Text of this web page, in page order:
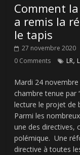
Comment
a remis la
le tapis
27 novembre 2020
0 Comments
LR,
Mardi 24
chambre tenue par
lecture le projet de
Parmi les
une des directives,
polémique. Une
directive à toutes